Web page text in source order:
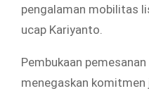
pengalaman mobilitas
ucap Kariyanto.
Pembukaan
menegaskan komitmen